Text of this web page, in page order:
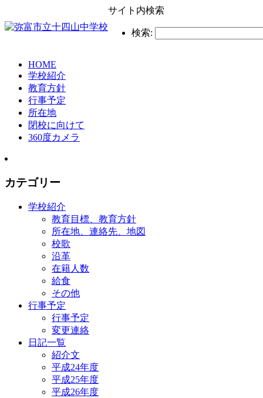
サイト内検索
検索:
HOME
学校紹介
教育方針
行事予定
所在地
閉校に向けて
360度カメラ
カテゴリー
学校紹介
教育目標、教育方針
所在地、連絡先、地図
校歌
沿革
在籍人数
給食
その他
行事予定
行事予定
変更連絡
日記一覧
紹介文
平成24年度
平成25年度
平成26年度